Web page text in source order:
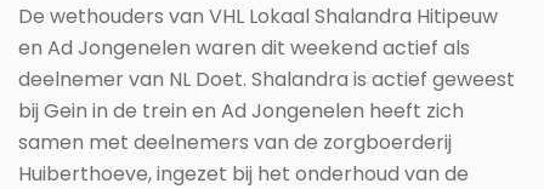
De wethouders van VHL Lokaal Shalandra Hitipeuw
en Ad Jongenelen waren dit weekend actief als
deelnemer van NL Doet. Shalandra is actief geweest
bij Gein in de trein en Ad Jongenelen heeft zich
samen met deelnemers van de zorgboerderij
Huiberthoeve, ingezet bij het onderhoud van de